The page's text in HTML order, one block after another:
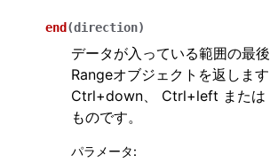
end (direction)
データが入っている範囲の最
Rangeオブジェクトを返しま
Ctrl+down、 Ctrl+left または
ものです。
パラメータ: